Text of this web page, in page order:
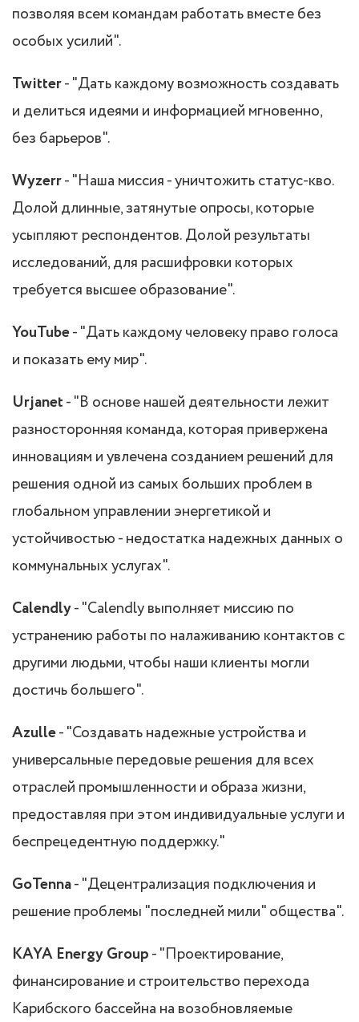
позволяя всем командам работать вместе без
особых усилий".
Twitter- "Дать каждому возможность создавать
и делиться идеями и информацией мгновенно,
без барьеров".
Wyzerr- "Наша миссия - уничтожить статус-кво.
Долой длинные, затянутые опросы, которые
усыпляют респондентов. Долой результаты
исследований, для расшифровки которых
требуется высшее образование".
YouTube- "Дать каждому человеку право голоса
и показать ему мир".
Urjanet- "В основе нашей деятельности лежит
разносторонняя команда, которая привержена
инновациям и увлечена созданием решений для
решения одной из самых больших проблем в
глобальном управлении энергетикой и
устойчивостью - недостатка надежных данных о
коммунальных услугах".
Calendly- "Calendly выполняет миссию по
устранению работы по налаживанию контактов с
другими людьми, чтобы наши клиенты могли
достичь большего".
Azulle- "Создавать надежные устройства и
универсальные передовые решения для всех
отраслей промышленности и образа жизни,
предоставляя при этом индивидуальные услуги и
беспрецедентную поддержку."
GoTenna- "Децентрализация подключения и
решение проблемы "последней мили" общества".
KAYA Energy Group- "Проектирование,
финансирование и строительство перехода
Карибского бассейна на возобновляемые